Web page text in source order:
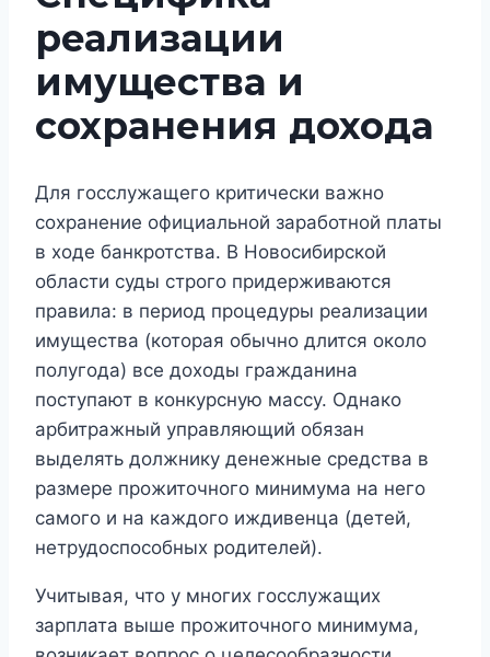
реализации
имущества и
сохранения дохода
Для госслужащего критически важно
сохранение официальной заработной платы
в ходе банкротства. В Новосибирской
области суды строго придерживаются
правила: в период процедуры реализации
имущества (которая обычно длится около
полугода) все доходы гражданина
поступают в конкурсную массу. Однако
арбитражный управляющий обязан
выделять должнику денежные средства в
размере прожиточного минимума на него
самого и на каждого иждивенца (детей,
нетрудоспособных родителей).
Учитывая, что у многих госслужащих
зарплата выше прожиточного минимума,